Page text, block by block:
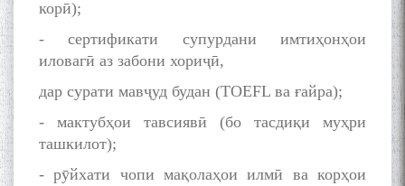
корӣ);
- сертификати супурдани имтиҳонҳои
иловагӣ аз забони хориҷӣ,
дар сурати мавҷуд будан (TOEFL ва ғайра);
- мактубҳои тавсиявӣ (бо тасдиқи муҳри
ташкилот);
- рӯйхати чопи мақолаҳои илмӣ ва корҳои
МАВЛОНО ҶАЛОЛИДДИНИ
БАЛХӢ БУЗУРГТАРИН
ЗАБОНУ АДАБИ ТОҶИК